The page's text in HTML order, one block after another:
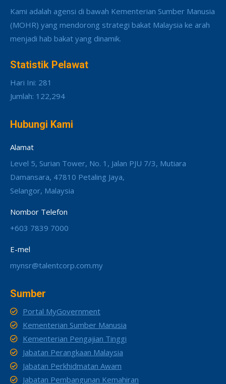
Kami adalah agensi di bawah Kementerian Sumber Manusia
(MOHR) yang mendorong strategi bakat Malaysia ke arah
menjadi hab bakat yang dinamik.
Statistik Pelawat
Hari Ini: 281
Jumlah: 122,294
Hubungi Kami
Alamat
Level 5, Surian Tower, No. 1, Jalan PJU 7/3, Mutiara
Damansara, 47810 Petaling Jaya,
Selangor, Malaysia
Nombor Telefon
+603 7839 7000
E-mel
mynsr@talentcorp.com.my
Sumber
Portal MyGovernment
Kementerian Sumber Manusia
Kementerian Pengajian Tinggi
Jabatan Perangkaan Malaysia
Jabatan Perkhidmatan Awam
Jabatan Pembangunan Kemahiran